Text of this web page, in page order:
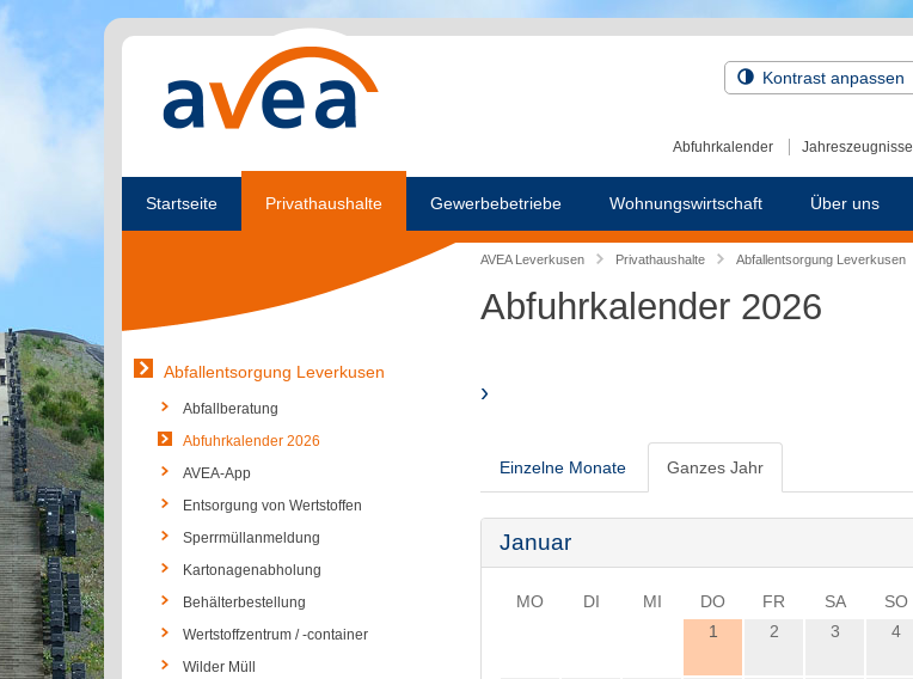
Kontrast anpassen
Abfuhrkalender Jahreszeugnisse
Startseite Privathaushalte Gewerbebetriebe Wohnungswirtschaft Über uns
AVEA Leverkusen Privathaushalte Abfallentsorgung Leverkusen
Abfuhrkalender 2026
›
Einzelne Monate Ganzes Jahr
Januar
MO DI MI DO FR SA
SO
1
2 3 4
Abfallentsorgung Leverkusen
Abfallberatung
Abfuhrkalender 2026
AVEA-App
Entsorgung von Wertstoffen
Sperrmüllanmeldung
Kartonagenabholung
Behälterbestellung
Wertstoffzentrum / -container
Wilder Müll